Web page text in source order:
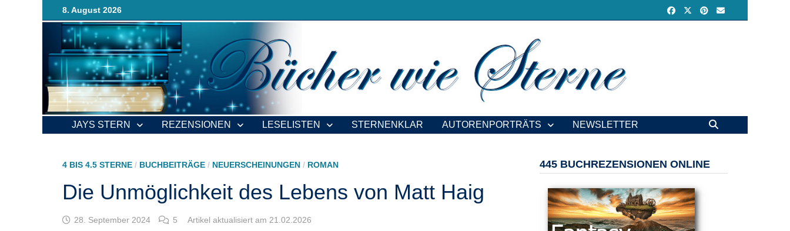
Zurück
zum
8. August 2026
JAYS STERN REZENSIONEN LESELISTEN STERNENKLAR AUTORENPORTRÄTS NEWSLETTER
4 BIS 4.5 STERNE / BUCHBEITRÄGE / NEUERSCHEINUNGEN / ROMAN
Die Unmöglichkeit des Lebens von Matt Haig
28. September 2024 5 Artikel aktualisiert am 21.02.2026
445 BUCHREZENSIONEN ONLINE